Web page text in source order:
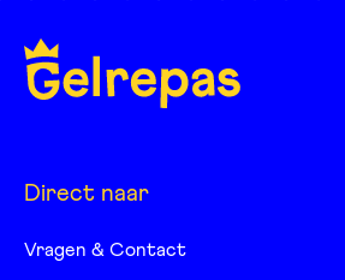
Direct naar
Vragen & Contact